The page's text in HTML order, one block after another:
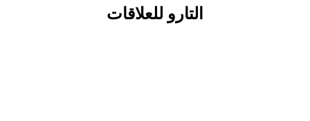
التارو للعلاقات